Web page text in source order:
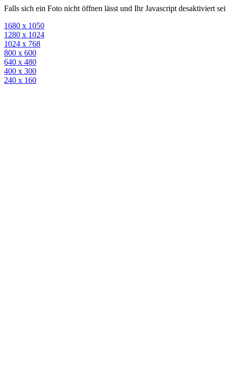
Falls sich ein Foto nicht öffnen lässt und Ihr Javascript desaktiviert
1680 x 1050
1280 x 1024
1024 x 768
800 x 600
640 x 480
400 x 300
240 x 160